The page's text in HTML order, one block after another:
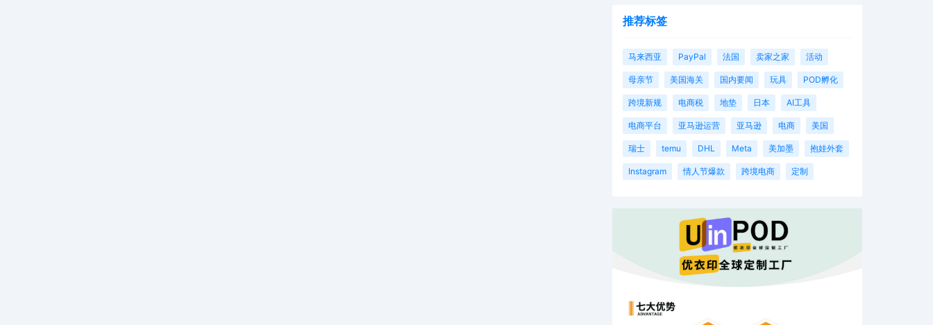
推荐标签
马来西亚 PayPal 法国 卖家之家 活动
母亲节 美国海关 国内要闻 玩具 POD孵化
跨境新规 电商税 地垫 日本 AI工具
电商平台 亚马逊运营 亚马逊 电商 美国
瑞士 temu DHL Meta 美加墨 抱娃外套
Instagram 情人节爆款 跨境电商 定制